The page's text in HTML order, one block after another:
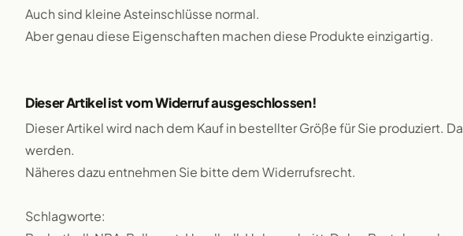
Auch sind kleine Asteinschlüsse normal.
Aber genau diese Eigenschaften machen diese Produkte einzigartig.
Dieser Artikel ist vom Widerruf ausgeschlossen!
Dieser Artikel wird nach dem Kauf in bestellter Größe für Sie produziert.
werden.
Näheres dazu entnehmen Sie bitte dem Widerrufsrecht.
Schlagworte: